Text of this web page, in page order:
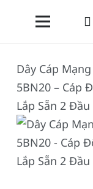
Dây Cáp
5BN20 – Cáp
Lắp Sẵn 2